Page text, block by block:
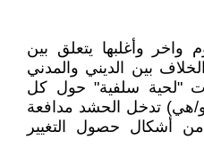
واخر وأغلبها يتعلق بين
بين الديني والمدني
"لحية سلفية" حول كل
هي) تدخل الحشد مدافعة
أشكال حصول التغيير